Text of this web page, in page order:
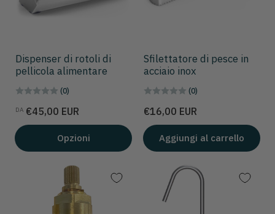
Dispenser di rotoli di
pellicola alimentare
(0)
Prezzo
DA €45,00 EUR
Opzioni
Sfilettatore di pesce in
acciaio inox
(0)
Prezzo
€16,00 EUR
Aggiungi al carrello